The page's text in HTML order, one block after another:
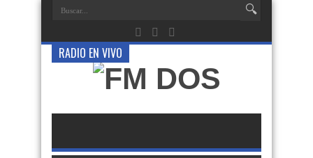
RADIO EN VIVO